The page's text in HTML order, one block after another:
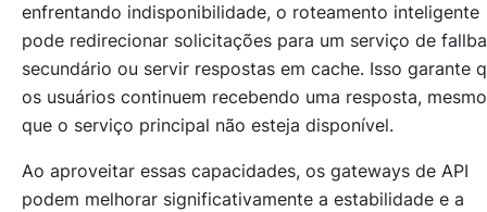
enfrentando indisponibilidade, o roteamento inteligente
pode redirecionar solicitações para um serviço de
secundário ou servir respostas em cache. Isso garante
os usuários continuem recebendo uma resposta, mesmo
que o serviço principal não esteja disponível.
Ao aproveitar essas capacidades, os gateways de API
podem melhorar significativamente a estabilidade e a